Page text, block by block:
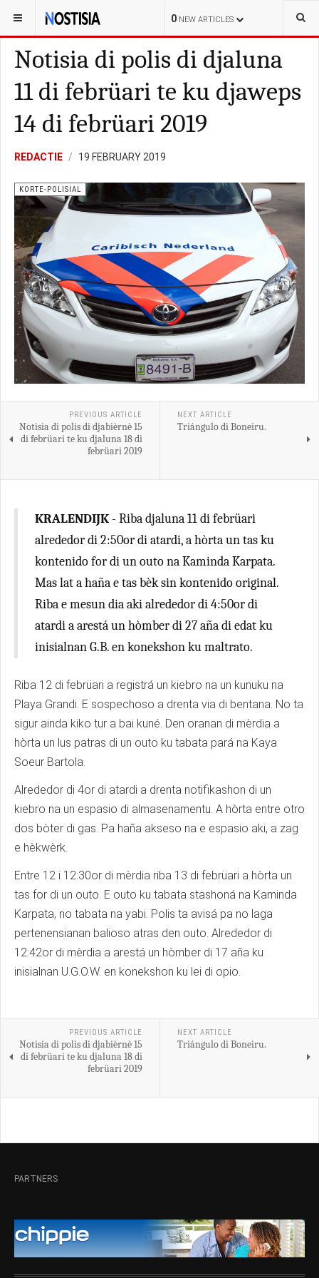
0 NEW ARTICLES
YOU ARE HERE: BONAIRE KORTE-POLISIAL
Notisia di polis di djaluna
11 di febrüari te ku djaweps
14 di febrüari 2019
REDACTIE 19 FEBRUARY 2019
KORTE-POLISIAL
PREVIOUS ARTICLE
Notisia di polis di djabièrnè 15
di febrüari te ku djaluna 18 di
febrüari 2019
NEXT ARTICLE
Triángulo di Boneiru.
KRALENDIJK- Riba djaluna 11 di febrüari
alrededor di 2:50or di atardi, a hòrta un tas ku
kontenido for di un outo na Kaminda Karpata.
Mas lat a haña e tas bèk sin kontenido original.
Riba e mesun dia aki alrededor di 4:50or di
atardi a arestá un hòmber di 27 aña di edat ku
inisialnan G.B. en konekshon ku maltrato.
Riba 12 di febrüari a registrá un kiebro na un kunuku na
Playa Grandi. E sospechoso a drenta via di bentana. No ta
sigur ainda kiko tur a bai kuné. Den oranan di mèrdia a
hòrta un lus patras di un outo ku tabata pará na Kaya
Soeur Bartola.
Alrededor di 4or di atardi a drenta notifikashon di un
kiebro na un espasio di almasenamentu. A hòrta entre otro
dos bòter di gas. Pa haña akseso na e espasio aki, a zag
e hèkwèrk.
Entre 12 i 12:30or di mèrdia riba 13 di febrüari a hòrta un
tas for di un outo. E outo ku tabata stashoná na Kaminda
Karpata, no tabata na yabi. Polis ta avisá pa no laga
pertenensianan balioso atras den outo. Alrededor di
12:42or di mèrdia a arestá un hòmber di 17 aña ku
inisialnan U.G.O.W. en konekshon ku lei di opio.
PREVIOUS ARTICLE
Notisia di polis di djabièrnè 15
di febrüari te ku djaluna 18 di
febrüari 2019
NEXT ARTICLE
Triángulo di Boneiru.
PARTNERS